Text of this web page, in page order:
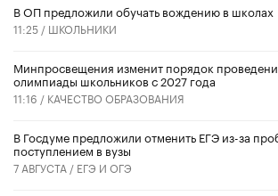
В ОП предложили обучать вождению в школах
11:25 / ШКОЛЬНИКИ
Минпросвещения изменит порядок
олимпиады школьников с 2027 года
11:16 / КАЧЕСТВО ОБРАЗОВАНИЯ
В Госдуме предложили отменить ЕГЭ из-за
поступлением в вузы
7 АВГУСТА / ЕГЭ И ОГЭ